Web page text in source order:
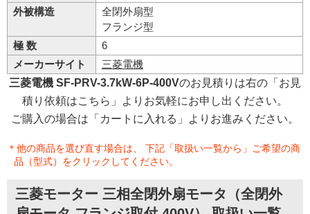
外被構造
全閉外扇型
フランジ型
極 数
6
メーカーサイト
三菱電機
三菱電機 SF-PRV-3.7kW-6P-400Vのお見積りは右の「お見
積り依頼はこちら」よりお気軽にお申し出ください。
ご購入の場合は「カートに入れる」よりお進みください。
＊他の商品を選び直す場合は、 下記「取扱い一覧から」ご希望の商
品（型式）をクリックしてください。
三菱モーター 三相全閉外扇モータ（全閉外